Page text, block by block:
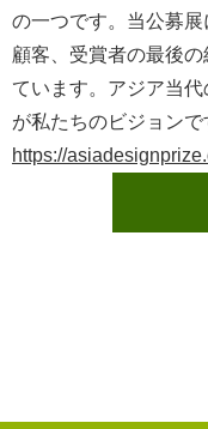
の一つです。当公募
顧客、受賞者の最後
ています。アジア当
が私たちのビジョンで
https://